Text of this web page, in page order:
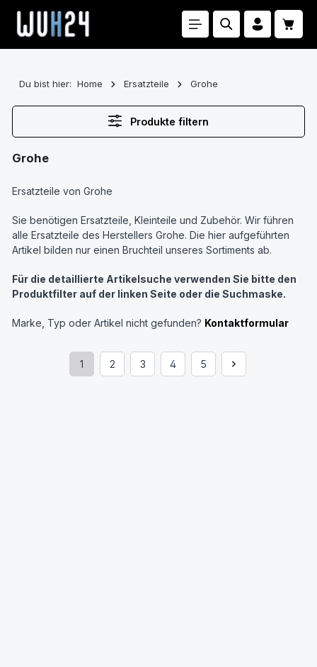
Zum Hauptinhalt springen
Du bist hier: Home Ersatzteile Grohe
Produkte filtern
Grohe
Ersatzteile von Grohe
Sie benötigen Ersatzteile, Kleinteile und Zubehör. Wir führen
alle Ersatzteile des Herstellers Grohe. Die hier aufgeführten
Artikel bilden nur einen Bruchteil unseres Sortiments ab.
Für die detaillierte Artikelsuche verwenden Sie bitte den
Produktfilter auf der linken Seite oder die Suchmaske.
Marke, Typ oder Artikel nicht gefunden? Kontaktformular
Seite
1
Seite
2
Seite
3
Seite
4
Seite
5